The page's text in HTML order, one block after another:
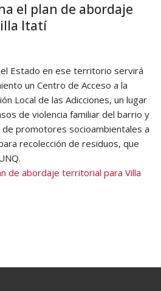
el plan de abordaje
Itatí
Estado en ese territorio servirá
un Centro de Acceso a la
Local de las Adicciones, un lugar
de violencia familiar del barrio y
promotores socioambientales a
recolección de residuos, que
de abordaje territorial para Villa